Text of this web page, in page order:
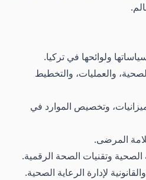
ولوائحها في تركيا.
والعمليات، والتخطيط
وتخصيص الموارد في
المرضى.
وتقنيات الصحة الرقمية.
لإدارة الرعاية الصحية.